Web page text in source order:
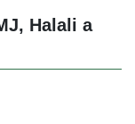
Halali a